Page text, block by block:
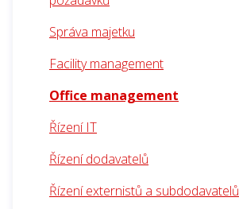
Správa majetku
Facility management
Office management
Řízení IT
Řízení dodavatelů
Řízení externistů a subdodavatelů